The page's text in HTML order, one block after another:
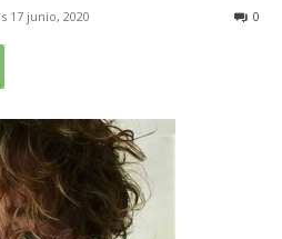
17 junio, 2020 0